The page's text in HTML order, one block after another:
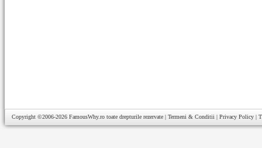
Copyright ©2006-2026 FamousWhy.ro toate drepturile rezervate | Termeni & Conditii | Privacy Policy |